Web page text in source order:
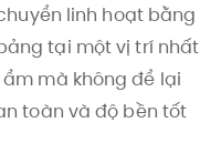
linh hoạt bằng
tại một vị trí nhất
mà không để lại
toàn và độ bền tốt